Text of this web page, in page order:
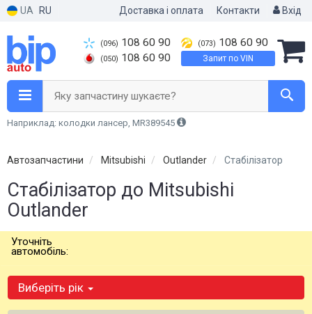
UA RU Доставка і оплата Контакти Вхід
(096) 108 60 90
(050) 108 60 90
(073) 108 60 90
Запит по VIN
Яку запчастину шукаєте?
Наприклад: колодки лансер, MR389545
Автозапчастини Mitsubishi Outlander Стабілізатор
Стабілізатор до Mitsubishi
Outlander
Уточніть
автомобіль:
Виберіть рік